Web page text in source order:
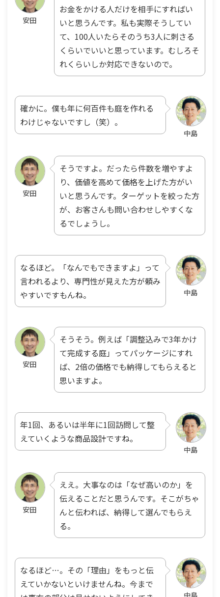
安田
お金をかける人だけを相手にすればい
いと思うんです。私も実際そうしてい
て、100人いたらそのうち3人に刺さる
くらいでいいと思っています。むしろそ
れくらいしか対応できないので。
中島
確かに。僕も年に何百件も庭を作れる
わけじゃないですし（笑）。
安田
そうですよ。だったら件数を増やすよ
り、価値を高めて価格を上げた方がい
いと思うんです。ターゲットを絞った方
が、お客さんも問い合わせしやすくな
るでしょうし。
中島
なるほど。「なんでもできますよ」って
言われるより、専門性が見えた方が頼み
やすいですもんね。
安田
そうそう。例えば「調整込みで3年かけ
て完成する庭」ってパッケージにすれ
ば、2倍の価格でも納得してもらえると
思いますよ。
中島
年1回、あるいは半年に1回訪問して整
えていくような商品設計ですね。
安田
ええ。大事なのは「なぜ高いのか」を
伝えることだと思うんです。そこがちゃ
んと伝われば、納得して選んでもらえ
る。
中島
なるほど…。その「理由」をもっと伝
えていかないといけませんね。今まで